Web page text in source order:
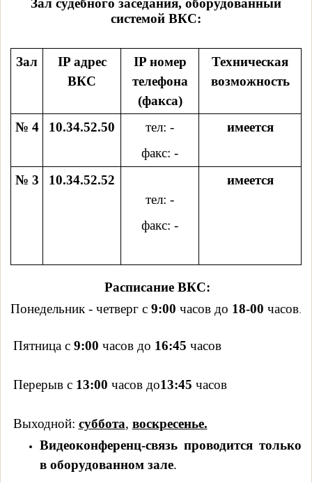
системой ВКС:
Зал
IP адрес
ВКС
IP номер
телефона
(факса)
Техническая
возможность
№ 4 10.34.52.50
тел: -
факс: -
имеется
№ 3
10.34.52.52
тел: -
факс: -
имеется
Расписание ВКС:
Понедельник - четверг с 9:00 часов до 18-00 часов
Пятница с 9:00 часов до 16:45 часов
Перерыв с 13:00 часов до13:45 часов
Выходной: суббота, воскресенье.
Видеоконференц-связь проводится только
в оборудованном зале.